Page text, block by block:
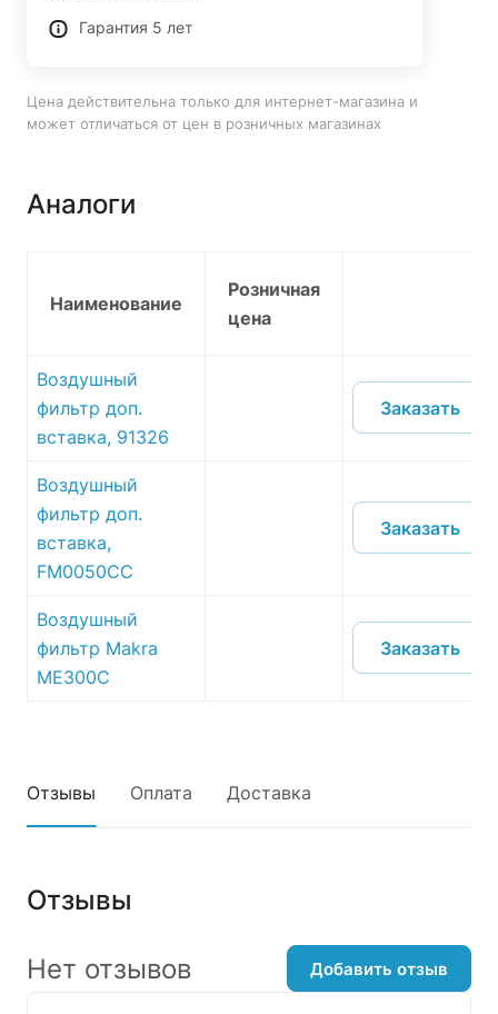
Гарантия 5 лет
Цена действительна только для интернет-магазина и
может отличаться от цен в розничных магазинах
Аналоги
Наименование
Розничная
цена
Воздушный
фильтр доп.
вставка, 91326
Заказать
Воздушный
фильтр доп.
вставка,
FM0050CC
Заказать
Воздушный
фильтр Makra
ME300C
Заказать
Отзывы Оплата Доставка
Отзывы
Нет отзывов Добавить отзыв